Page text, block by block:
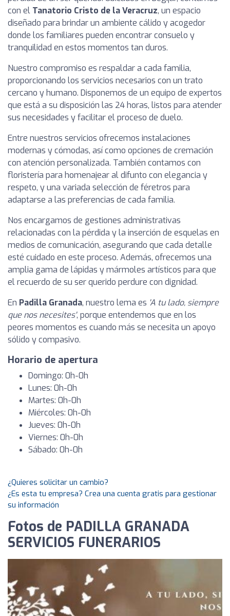
con el Tanatorio Cristo de la Veracruz, un espacio
diseñado para brindar un ambiente cálido y acogedor
donde los familiares pueden encontrar consuelo y
tranquilidad en estos momentos tan duros.
Nuestro compromiso es respaldar a cada familia,
proporcionando los servicios necesarios con un trato
cercano y humano. Disponemos de un equipo de expertos
que está a su disposición las 24 horas, listos para atender
sus necesidades y facilitar el proceso de duelo.
Entre nuestros servicios ofrecemos instalaciones
modernas y cómodas, así como opciones de cremación
con atención personalizada. También contamos con
floristería para homenajear al difunto con elegancia y
respeto, y una variada selección de féretros para
adaptarse a las preferencias de cada familia.
Nos encargamos de gestiones administrativas
relacionadas con la pérdida y la inserción de esquelas en
medios de comunicación, asegurando que cada detalle
esté cuidado en este proceso. Además, ofrecemos una
amplia gama de lápidas y mármoles artísticos para que
el recuerdo de su ser querido perdure con dignidad.
En Padilla Granada, nuestro lema es 'A tu lado, siempre
que nos necesites', porque entendemos que en los
peores momentos es cuando más se necesita un apoyo
sólido y compasivo.
Horario de apertura
Domingo: 0h-0h
Lunes: 0h-0h
Martes: 0h-0h
Miércoles: 0h-0h
Jueves: 0h-0h
Viernes: 0h-0h
Sábado: 0h-0h
¿Quieres solicitar un cambio?
¿Es esta tu empresa? Crea una cuenta gratis para gestionar
su información
Fotos de PADILLA GRANADA
SERVICIOS FUNERARIOS